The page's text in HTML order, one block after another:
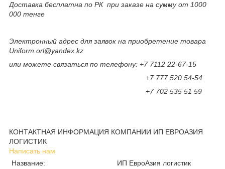
Доставка бесплатна по РК при заказе на сумму от 1000
000 тенге
Электронный адрес для заявок на приобретение товара
Uniform.orl@yandex.kz
или можете связаться по телефону: +7 7112 22-67-15
+7 777 520 54-54
+7 702 535 51 59
КОНТАКТНАЯ ИНФОРМАЦИЯ КОМПАНИИ ИП ЕВРОАЗИЯ
ЛОГИСТИК
Написать нам
Название:
ИП ЕвроАзия логистик